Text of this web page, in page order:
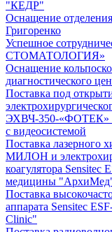
"КЕДР"
Оснащение
Григоренко
Успешное
СТОМАТОЛОГИЯ»
Оснащение
диагностического
Поставка под
ЭХВЧ-350-«ФОТЕК» и
с видеосистемой
Поставка лазерного
МИЛОН и
коагулятора Sensitec
медицины
Поставка
аппарата Sensitec
Clinic"